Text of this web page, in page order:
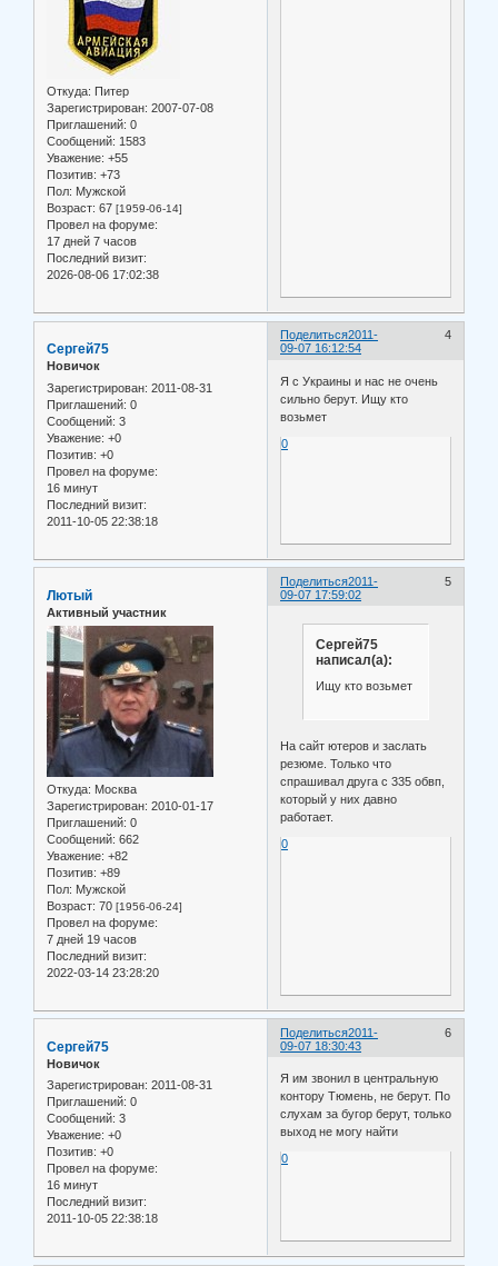
Откуда: Питер
Зарегистрирован: 2007-07-08
Приглашений: 0
Сообщений: 1583
Уважение: +55
Позитив: +73
Пол: Мужской
Возраст: 67 [1959-06-14]
Провел на форуме:
17 дней 7 часов
Последний визит:
2026-08-06 17:02:38
Поделиться 4
2011-
09-07 16:12:54
Сергей75
Новичок
Зарегистрирован: 2011-08-31
Приглашений: 0
Сообщений: 3
Уважение: +0
Позитив: +0
Провел на форуме:
16 минут
Последний визит:
2011-10-05 22:38:18
Я с Украины и нас не очень
сильно берут. Ищу кто
возьмет
0
Поделиться 5
2011-
09-07 17:59:02
Лютый
Активный участник
Откуда: Москва
Зарегистрирован: 2010-01-17
Приглашений: 0
Сообщений: 662
Уважение: +82
Позитив: +89
Пол: Мужской
Возраст: 70 [1956-06-24]
Провел на форуме:
7 дней 19 часов
Последний визит:
2022-03-14 23:28:20
Сергей75
написал(а):
Ищу кто возьмет
На сайт ютеров и заслать
резюме. Только что
спрашивал друга с 335 обвп,
который у них давно
работает.
0
Поделиться 6
2011-
09-07 18:30:43
Сергей75
Новичок
Зарегистрирован: 2011-08-31
Приглашений: 0
Сообщений: 3
Уважение: +0
Позитив: +0
Провел на форуме:
16 минут
Последний визит:
2011-10-05 22:38:18
Я им звонил в центральную
контору Тюмень, не берут. По
слухам за бугор берут, только
выход не могу найти
0